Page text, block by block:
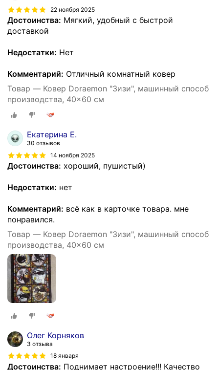
22 ноября 2025
Достоинства: Мягкий, удобный с быстрой
доставкой
Недостатки: Нет
Комментарий: Отличный комнатный ковер
Товар — Ковер Doraemon "Зизи", машинный способ
производства, 40x60 см
Екатерина Е.
30 отзывов
14 ноября 2025
Достоинства: хороший, пушистый)
Недостатки: нет
Комментарий: всё как в карточке товара. мне
понравился.
Товар — Ковер Doraemon "Зизи", машинный способ
производства, 40x60 см
Олег Корняков
3 отзыва
18 января
Достоинства: Поднимает настроение!!! Качество